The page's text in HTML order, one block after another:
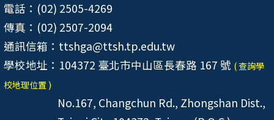
電話：(02) 2505-4269
傳真：(02) 2507-2094
通訊信箱：ttshga@ttsh.tp.edu.tw
學校地址：104372 臺北市中山區長春路 167 號 ( 查詢學
校地理位置 )
No.167, Changchun Rd., Zhongshan Dist.,